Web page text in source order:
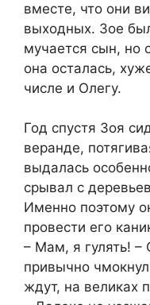
вместе, что они
выходных. Зое
мучается сын, но
она осталась,
числе и Олегу.
Год спустя Зоя
веранде,
выдалась
срывал с
Именно поэтому
провести его
– Мам, я гулять! –
привычно
ждут, на великах